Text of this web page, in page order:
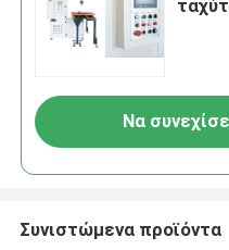
Να
Συνιστώμενα προϊόντα